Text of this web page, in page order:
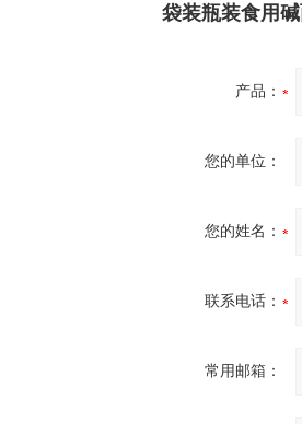
袋装瓶装食用
产品：
您的单位：
您的姓名：
联系电话：
常用邮箱：